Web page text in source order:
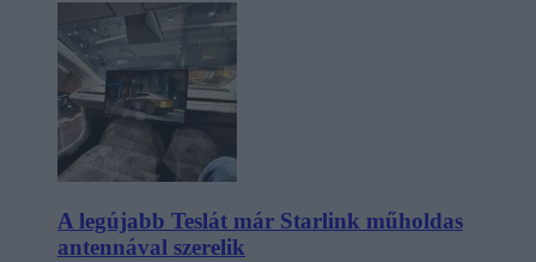
A legújabb Teslát már Starlink műholdas
antennával szerelik